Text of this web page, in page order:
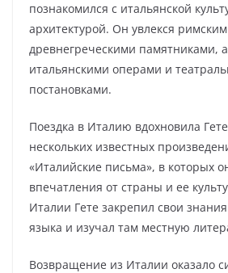
познакомился с итальянской
архитектурой. Он увлекся
древнегреческими памятниками,
итальянскими операми и
постановками.
Поездка в Италию вдохновила
нескольких известных
«Италийские письма», в которых
впечатления от страны и ее
Италии Гете закрепил свои
языка и изучал там местную
Возвращение из Италии оказало